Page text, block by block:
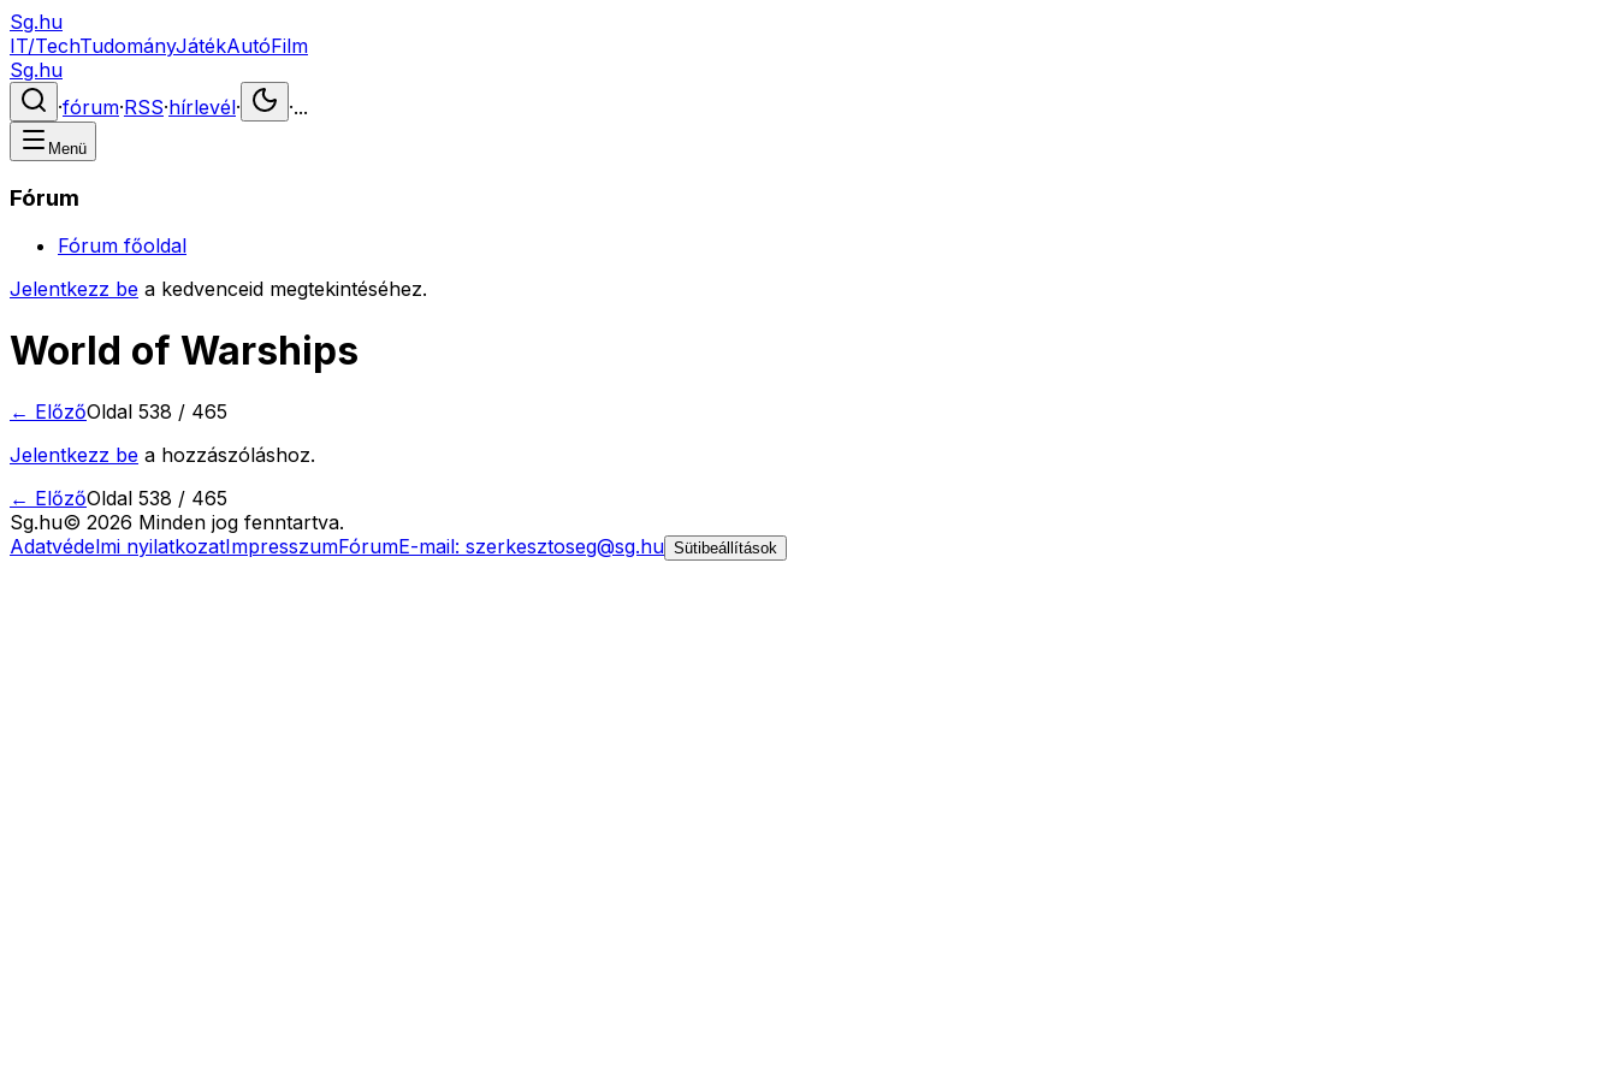
Sg.hu
IT/TechTudományJátékAutóFilm
Sg.hu
·fórum·RSS·hírlevél· ·...
Menü
Fórum
Fórum főoldal
Jelentkezz be a kedvenceid megtekintéséhez.
World of Warships
← ElőzőOldal 538 / 465
Jelentkezz be a hozzászóláshoz.
← ElőzőOldal 538 / 465
Sg.hu© 2026 Minden jog fenntartva.
Adatvédelmi nyilatkozatImpresszumFórumE-mail: szerkesztoseg@sg.hu Sütibeállítások